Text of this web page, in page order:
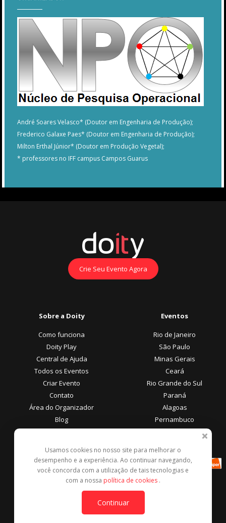
André Soares Velasco* (Doutor em Engenharia de Produção);
Frederico Galaxe Paes* (Doutor em Engenharia de Produção);
Milton Erthal Júnior* (Doutor em Produção Vegetal);
* professores no IFF campus Campos Guarus
Crie Seu Evento Agora
Sobre a Doity
Como funciona
Doity Play
Central de Ajuda
Todos os Eventos
Criar Evento
Contato
Área do Organizador
Blog
Eventos
Rio de Janeiro
São Paulo
Minas Gerais
Ceará
Rio Grande do Sul
Paraná
Alagoas
Pernambuco
Área do Participante
Central de Ajuda
Denunciar este evento
Formas de Pagamento
Usamos cookies no nosso site para melhorar o
desempenho e a experiência. Ao continuar navegando,
você concorda com a utilização de tais tecnologias e
com a nossa política de cookies .
Continuar